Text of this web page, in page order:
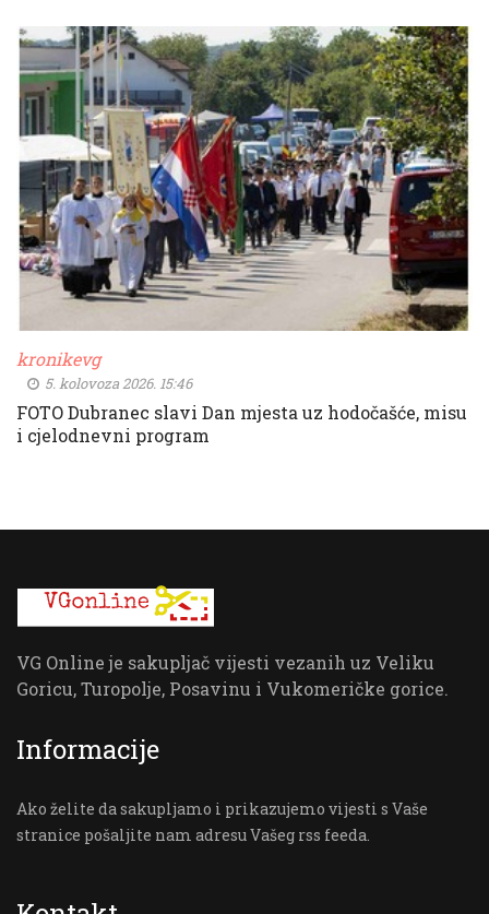
kronikevg
5. kolovoza 2026. 15:46
FOTO Dubranec slavi Dan mjesta uz hodočašće, misu
i cjelodnevni program
VG Online je sakupljač vijesti vezanih uz Veliku
Goricu, Turopolje, Posavinu i Vukomeričke gorice.
Informacije
Ako želite da sakupljamo i prikazujemo vijesti s Vaše
stranice pošaljite nam adresu Vašeg rss feeda.